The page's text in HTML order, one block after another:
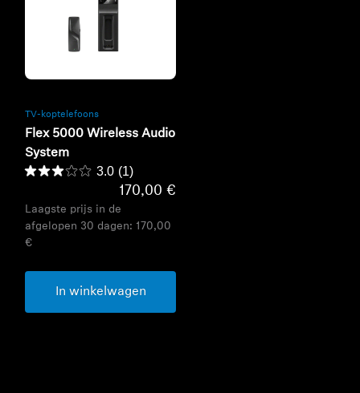
TV-koptelefoons
Flex 5000 Wireless Audio
System
3.0 (1)
170,00 €
Laagste prijs in de
afgelopen 30 dagen: 170,00
€
In winkelwagen